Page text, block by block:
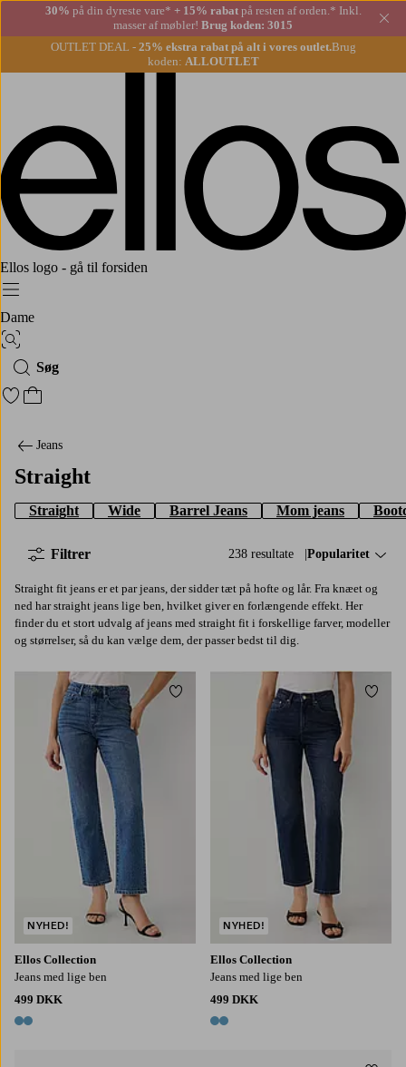
30% på din dyreste vare* + 15% rabatpå resten af orden.* Inkl.
masser af møbler! Brug koden: 3015
OUTLET DEAL - 25% ekstra rabat på alt i vores outlet.Brug
koden: ALLOUTLET
Ellos logo - gå til forsiden
Menu
Dame
Billedsøgning
Søg
Gå til favoritmarkerede produkter
Gå til indkøbskurven
Jeans
Straight
Straight Wide Barrel Jeans Mom jeans
238 resultate Sorter efter:
Popularitet
Filtrer
Straight fit jeans er et par jeans, der sidder tæt på hofte og lår. Fra knæet og
ned har straight jeans lige ben, hvilket giver en forlængende effekt. Her
finder du et stort udvalg af jeans med straight fit i forskellige farver, modeller
og størrelser, så du kan vælge dem, der passer bedst til dig.
Ellos Collection
Jeans med lige ben
499 DKK
2 farver
NYHED!
Tilføj til favoritter
Ellos Collection
Jeans med lige ben
499 DKK
2 farver
NYHED!